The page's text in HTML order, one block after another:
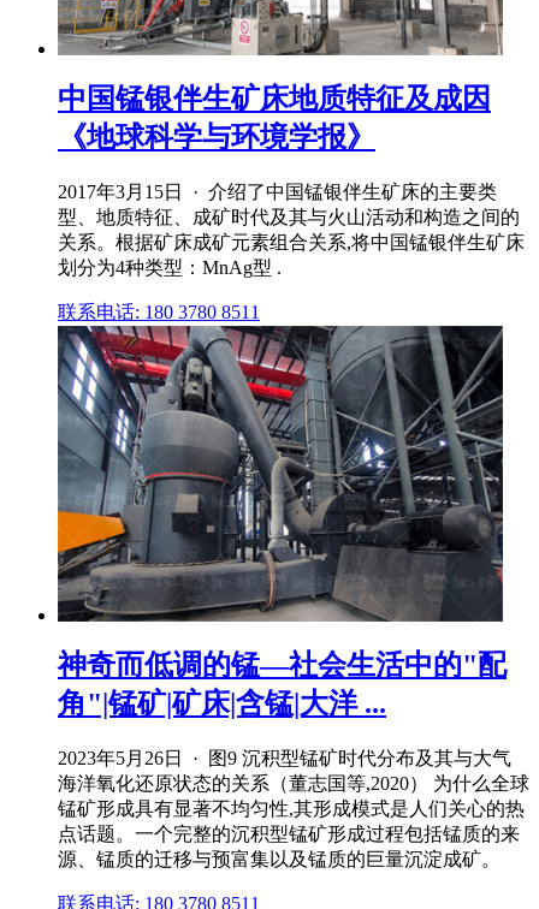
中国锰银伴生矿床地质特征及成因
《地球科学与环境学报》
2017年3月15日 · 介绍了中国锰银伴生矿床的主要类
型、地质特征、成矿时代及其与火山活动和构造之间的
关系。根据矿床成矿元素组合关系,将中国锰银伴生矿床
划分为4种类型：MnAg型 .
联系电话: 180 3780 8511
神奇而低调的锰—社会生活中的"配
角"|锰矿|矿床|含锰|大洋 ...
2023年5月26日 · 图9 沉积型锰矿时代分布及其与大气
海洋氧化还原状态的关系（董志国等,2020） 为什么全球
锰矿形成具有显著不均匀性,其形成模式是人们关心的热
点话题。一个完整的沉积型锰矿形成过程包括锰质的来
源、锰质的迁移与预富集以及锰质的巨量沉淀成矿。
联系电话: 180 3780 8511